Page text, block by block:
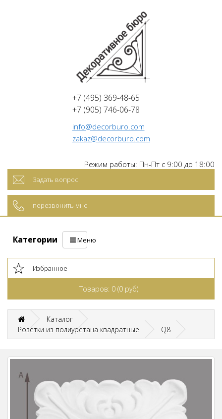
+7 (495) 369-48-65
+7 (905) 746-06-78
info@decorburo.com
zakaz@decorburo.com
Режим работы: Пн-Пт с 9:00 до 18:00
Задать вопрос
перезвонить мне
Категории Меню
Избранное
Товаров: 0 (0 руб)
Каталог
Розетки из полиуретана квадратные
Q8